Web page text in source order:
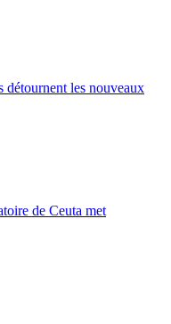
détournent les nouveaux
de Ceuta met